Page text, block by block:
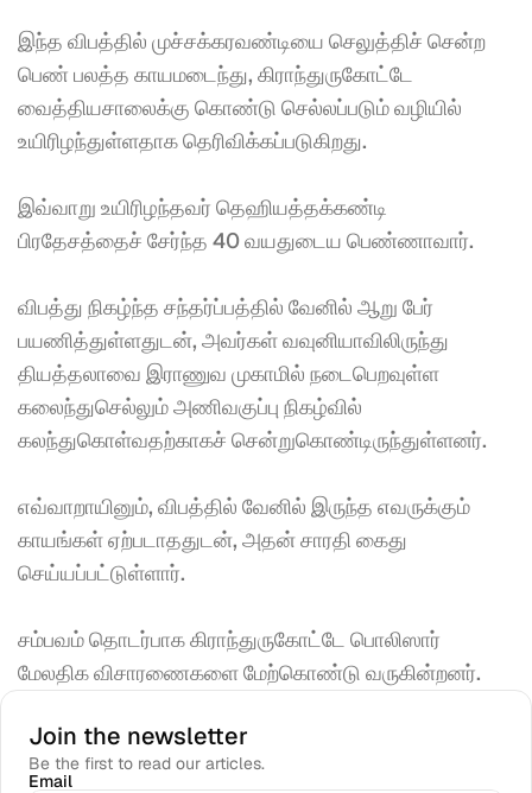
இந்த விபத்தில் முச்சக்கரவண்டியை செலுத்திச் சென்ற
பெண் பலத்த காயமடைந்து, கிராந்துருகோட்டே
வைத்தியசாலைக்கு கொண்டு செல்லப்படும் வழியில்
உயிரிழந்துள்ளதாக தெரிவிக்கப்படுகிறது.
இவ்வாறு உயிரிழந்தவர் தெஹியத்தக்கண்டி
பிரதேசத்தைச் சேர்ந்த 40 வயதுடைய பெண்ணாவார்.
விபத்து நிகழ்ந்த சந்தர்ப்பத்தில் வேனில் ஆறு பேர்
பயணித்துள்ளதுடன், அவர்கள் வவுனியாவிலிருந்து
தியத்தலாவை இராணுவ முகாமில் நடைபெறவுள்ள
கலைந்துசெல்லும் அணிவகுப்பு நிகழ்வில்
கலந்துகொள்வதற்காகச் சென்றுகொண்டிருந்துள்ளனர்.
எவ்வாறாயினும், விபத்தில் வேனில் இருந்த எவருக்கும்
காயங்கள் ஏற்படாததுடன், அதன் சாரதி கைது
செய்யப்பட்டுள்ளார்.
சம்பவம் தொடர்பாக கிராந்துருகோட்டே பொலிஸார்
மேலதிக விசாரணைகளை மேற்கொண்டு வருகின்றனர்.
Join the newsletter
Be the first to read our articles.
Email